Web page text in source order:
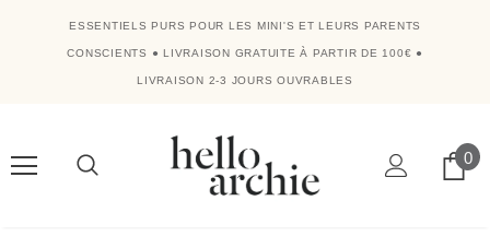
ESSENTIELS PURS POUR LES MINI'S ET LEURS PARENTS
CONSCIENTS ● LIVRAISON GRATUITE À PARTIR DE 100€ ●
LIVRAISON 2-3 JOURS OUVRABLES
0